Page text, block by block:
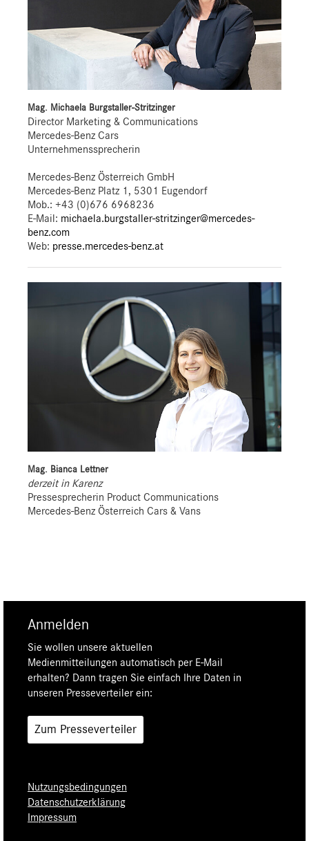
Mag. Michaela Burgstaller-Stritzinger
Director Marketing & Communications
Mercedes-Benz Cars
Unternehmenssprecherin
Mercedes-Benz Österreich GmbH
Mercedes-Benz Platz 1, 5301 Eugendorf
Mob.: +43 (0)676 6968236
E-Mail: michaela.burgstaller-stritzinger@mercedes-
benz.com
Web: presse.mercedes-benz.at
Mag. Bianca Lettner
derzeit in Karenz
Pressesprecherin Product Communications
Mercedes-Benz Österreich Cars & Vans
Anmelden
Sie wollen unsere aktuellen
Medienmitteilungen automatisch per E-Mail
erhalten? Dann tragen Sie einfach Ihre Daten in
unseren Presseverteiler ein:
Zum Presseverteiler
Nutzungsbedingungen
Datenschutzerklärung
Impressum